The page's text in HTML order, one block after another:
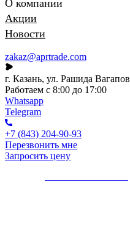
О компании
Акции
Новости
zakaz@aprtrade.com
г. Казань, ул. Рашида
Работаем с 8:00 до 17:00
Whatsapp
Telegram
+7 (843) 204-90-93
Перезвонить мне
Запросить цену